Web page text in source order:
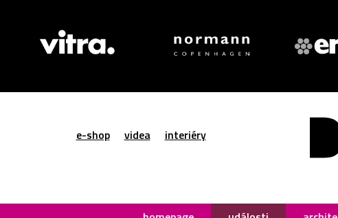
e-shop videa interiéry